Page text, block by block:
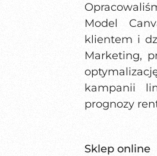
Model
klientem i
Marketing,
kampanii
prognozy
Sklep online